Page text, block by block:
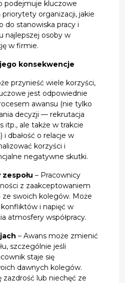
podejmuje kluczowe
priorytety organizacji, jakie
do stanowiska pracy i
najlepszej osoby w
w firmie.
konsekwencje
przynieść wiele korzyści,
jest odpowiednie
awansu (nie tylko
decyzji — rekrutacja
itp., ale także w trakcie
dbałość o relacje w
korzyści i
negatywne skutki.
– Pracownicy
z zaakceptowaniem
swoich kolegów. Może
i napięć w
atmosfery współpracy.
– Awans może zmienić
szczególnie jeśli
staje się
dawnych kolegów.
zazdrość lub niechęć ze